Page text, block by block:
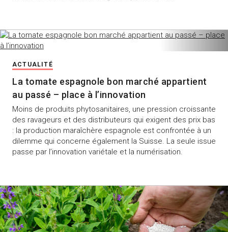
ACTUALITÉ
La tomate espagnole bon marché appartient
au passé – place à l’innovation
Moins de produits phytosanitaires, une pression croissante
des ravageurs et des distributeurs qui exigent des prix bas
: la production maraîchère espagnole est confrontée à un
dilemme qui concerne également la Suisse. La seule issue
passe par l’innovation variétale et la numérisation.